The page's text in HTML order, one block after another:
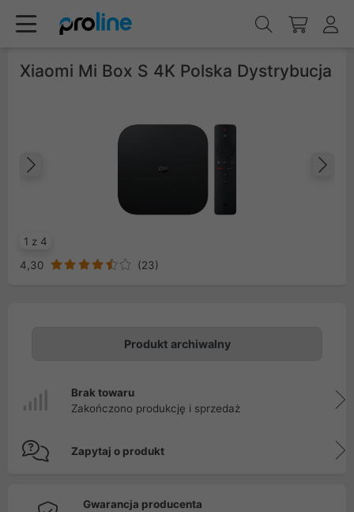
Xiaomi Mi Box S 4K Polska Dystrybucja
1 z 4
4,30 (23)
Produkt archiwalny
Brak towaru
Zakończono produkcję i sprzedaż
Zapytaj o produkt
Gwarancja producenta